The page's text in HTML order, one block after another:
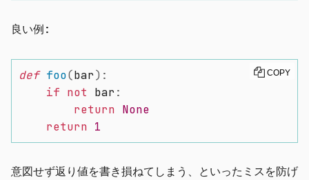
良い例:
def foo(bar) :
if not bar :
return None
return 1
COPY
意図せず返り値を書き損ねてしまう、といったミスを防げ